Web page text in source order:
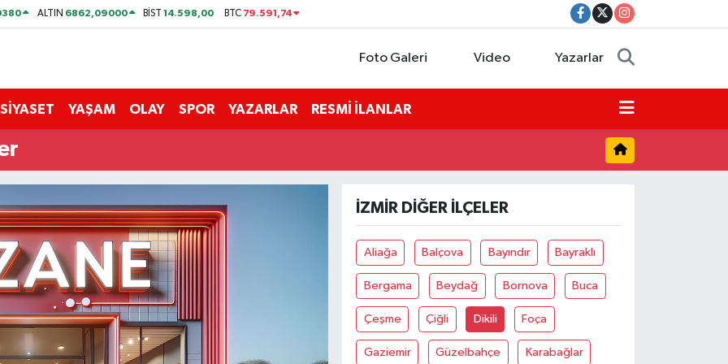
ALTIN 6862,09000 BİST14.598,00 BTC 79.591,74
Foto Galeri Video Yazarlar
SİYASET YAŞAM OLAY SPOR YAZARLAR RESMİ İLANLAR
İZMIR DIĞER İLÇELER
Aliağa Balçova Bayındır Bayraklı
Bergama Beydağ Bornova Buca
Çeşme Çiğli Dikili Foça
Gaziemir Güzelbahçe Karabağlar